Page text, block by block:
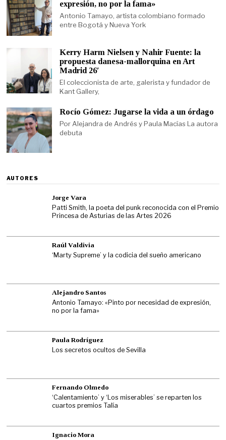
expresión, no por la fama»
Antonio Tamayo, artista colombiano formado
entre Bogotá y Nueva York
Kerry Harm Nielsen y Nahir Fuente: la
propuesta danesa-mallorquina en Art
Madrid 26′
El coleccionista de arte, galerista y fundador de
Kant Gallery,
Rocío Gómez: Jugarse la vida a un órdago
Por Alejandra de Andrés y Paula Macías La autora
debuta
AUTORES
Jorge Vara
Patti Smith, la poeta del punk reconocida con el Premio
Princesa de Asturias de las Artes 2026
Raúl Valdivia
‘Marty Supreme’ y la codicia del sueño americano
Alejandro Santos
Antonio Tamayo: «Pinto por necesidad de expresión,
no por la fama»
Paula Rodríguez
Los secretos ocultos de Sevilla
Fernando Olmedo
‘Calentamiento’ y ‘Los miserables’ se reparten los
cuartos premios Talía
Ignacio Mora